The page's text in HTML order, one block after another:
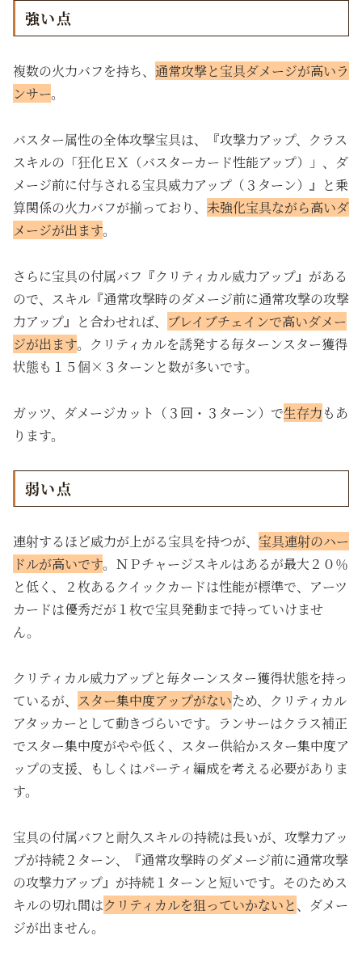
強い点
複数の火力バフを持ち、 通常攻撃と宝具ダメージが高いラ
ンサー。
バスター属性の全体攻撃宝具は、『攻撃力アップ、クラス
スキルの「狂化ＥＸ（バスターカード性能アップ）」、ダ
メージ前に付与される宝具威力アップ（３ターン）』と乗
算関係の火力バフが揃っており、 未強化宝具ながら高いダ
メージが出ます。
さらに宝具の付属バフ『クリティカル威力アップ』がある
ので、スキル『通常攻撃時のダメージ前に通常攻撃の攻撃
力アップ』と合わせれば、 ブレイブチェインで高いダメー
ジが出ます。クリティカルを誘発する毎ターンスター獲得
状態も１５個×３ターンと数が多いです。
ガッツ、 ダメージカット（３回・３ターン）で生存力もあ
ります。
弱い点
連射するほど威力が上がる宝具を持つが、 宝具連射のハー
ドルが高いです。ＮＰチャージスキルはあるが最大２０％
と低く、２枚あるクイックカードは性能が標準で、アーツ
カードは優秀だが１枚で宝具発動まで持っていけませ
ん。
クリティカル威力アップと毎ターンスター獲得状態を持っ
ているが、 スター集中度アップがないため、クリティカル
アタッカーとして動きづらいです。ランサーはクラス補正
でスター集中度がやや低く、スター供給かスター集中度ア
ップの支援、もしくはパーティ編成を考える必要がありま
す。
宝具の付属バフと耐久スキルの持続は長いが、攻撃力アッ
プが持続２ターン、『通常攻撃時のダメージ前に通常攻撃
の攻撃力アップ』が持続１ターンと短いです。そのためス
キルの切れ間はクリティカルを狙っていかないと、ダメー
ジが出ません。